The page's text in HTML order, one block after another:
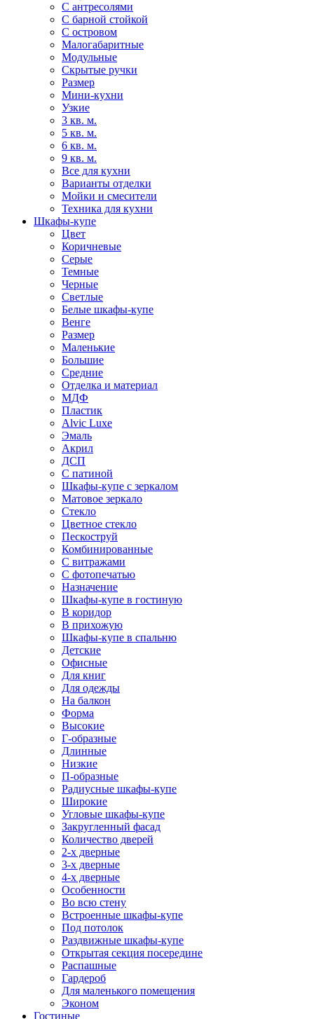
С антресолями
С барной стойкой
С островом
Малогабаритные
Модульные
Скрытые ручки
Размер
Мини-кухни
Узкие
3 кв. м.
5 кв. м.
6 кв. м.
9 кв. м.
Все для кухни
Варианты отделки
Мойки и смесители
Техника для кухни
Шкафы-купе
Цвет
Коричневые
Серые
Темные
Черные
Светлые
Белые шкафы-купе
Венге
Размер
Маленькие
Большие
Средние
Отделка и материал
МДФ
Пластик
Alvic Luxe
Эмаль
Акрил
ДСП
С патиной
Шкафы-купе с зеркалом
Матовое зеркало
Стекло
Цветное стекло
Пескоструй
Комбинированные
С витражами
С фотопечатью
Назначение
Шкафы-купе в гостиную
В коридор
В прихожую
Шкафы-купе в спальню
Детские
Офисные
Для книг
Для одежды
На балкон
Форма
Высокие
Г-образные
Длинные
Низкие
П-образные
Радиусные шкафы-купе
Широкие
Угловые шкафы-купе
Закругленный фасад
Количество дверей
2-х дверные
3-х дверные
4-х дверные
Особенности
Во всю стену
Встроенные шкафы-купе
Под потолок
Раздвижные шкафы-купе
Открытая секция посередине
Распашные
Гардероб
Для маленького помещения
Эконом
Гостиные